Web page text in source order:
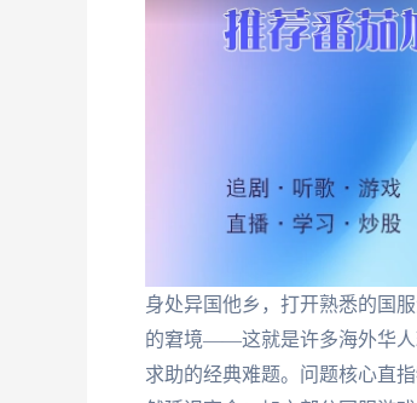
身处异国他乡，打开熟悉的国
的窘境——这就是许多海外华人
求助的经典难题。问题核心直